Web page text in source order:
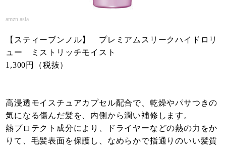
amzn.asia
【スティーブンノル】 プレミアムスリークハイドロリ
ュー ミストリッチモイスト
1,300円（税抜）
高浸透モイスチュアカプセル配合で、乾燥やパサつきの
気になる傷んだ髪を、内側から潤い補修します。
熱プロテクト成分により、ドライヤーなどの熱の力をか
りて、毛髪表面を保護し、なめらかで指通りのいい髪質